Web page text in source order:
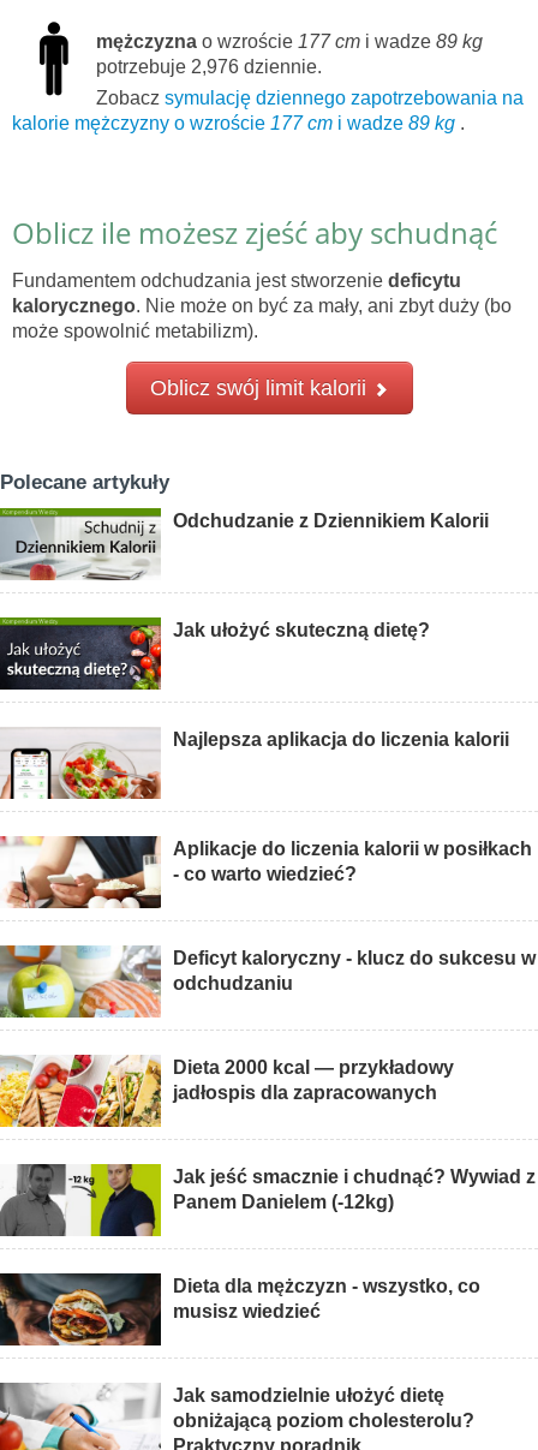
mężczyzna o wzroście 177 cm i wadze 89 kg
potrzebuje 2,976 dziennie.
Zobacz symulację dziennego zapotrzebowania na
kalorie mężczyzny o wzroście 177 cm i wadze 89 kg .
Oblicz ile możesz zjeść aby schudnąć
Fundamentem odchudzania jest stworzenie deficytu
kalorycznego. Nie może on być za mały, ani zbyt duży (bo
może spowolnić metabilizm).
Oblicz swój limit kalorii
Polecane artykuły
Odchudzanie z Dziennikiem Kalorii
Jak ułożyć skuteczną dietę?
Najlepsza aplikacja do liczenia kalorii
Aplikacje do liczenia kalorii w posiłkach
- co warto wiedzieć?
Deficyt kaloryczny - klucz do sukcesu w
odchudzaniu
Dieta 2000 kcal — przykładowy
jadłospis dla zapracowanych
Jak jeść smacznie i chudnąć? Wywiad z
Panem Danielem (-12kg)
Dieta dla mężczyzn - wszystko, co
musisz wiedzieć
Jak samodzielnie ułożyć dietę
obniżającą poziom cholesterolu?